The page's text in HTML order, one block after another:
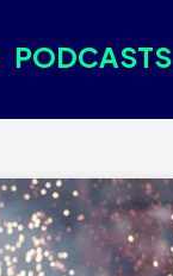
PODCASTS